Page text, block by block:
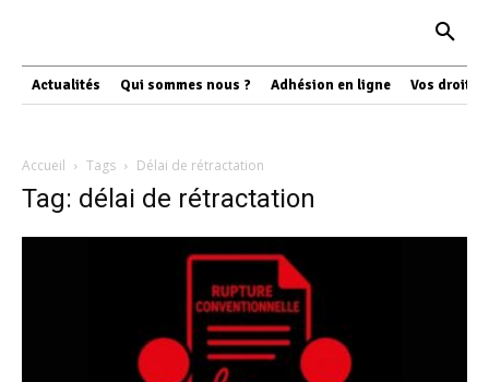
Actualités Qui sommes nous ? Adhésion en ligne Vos droits
Accueil Tags Délai de rétractation
Tag: délai de rétractation